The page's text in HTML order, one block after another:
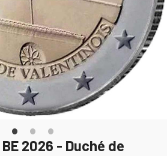
2026 - Duché de